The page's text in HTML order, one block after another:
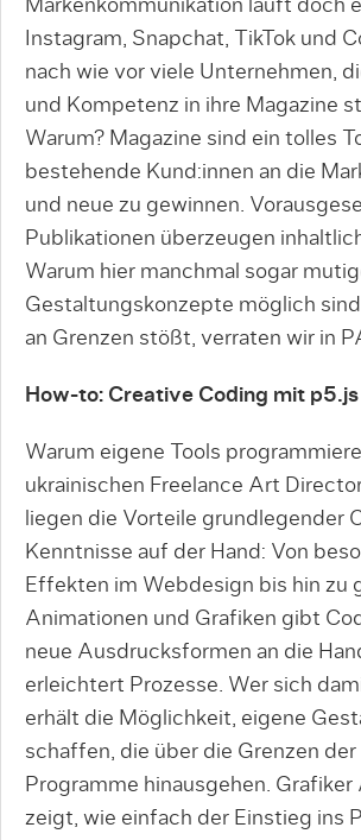
Markenkommunikation läuft doch
Instagram, Snapchat, TikTok und
nach wie vor viele Unternehmen,
und Kompetenz in ihre Magazine
Warum? Magazine sind ein tolles
bestehende Kund:innen an die
und neue zu gewinnen.
Publikationen überzeugen
Warum hier manchmal sogar
Gestaltungskonzepte möglich
an Grenzen stößt, verraten wir in
How-to: Creative Coding mit p5.js
Warum eigene Tools
ukrainischen Freelance Art
liegen die Vorteile grundlegender
Kenntnisse auf der Hand: Von
Effekten im Webdesign bis hin zu
Animationen und Grafiken gibt
neue Ausdrucksformen an die
erleichtert Prozesse. Wer sich
erhält die Möglichkeit, eigene
schaffen, die über die Grenzen
Programme hinausgehen. Grafiker
zeigt, wie einfach der Einstieg ins